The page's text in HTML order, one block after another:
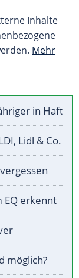
Inhalte
Mehr
in Haft
Lidl & Co.
EQ erkennt
möglich?